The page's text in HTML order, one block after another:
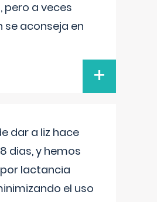
pero a veces
se aconseja en
+
dar a liz hace
dias, y hemos
lactancia
el uso